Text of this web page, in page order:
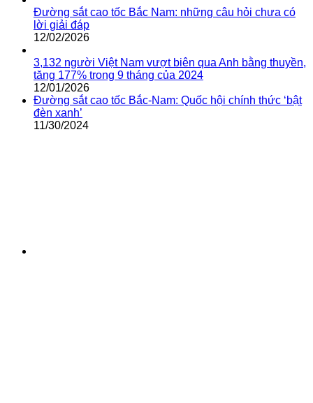
Đường sắt cao tốc Bắc Nam: những câu hỏi chưa có
lời giải đáp
12/02/2026
3,132 người Việt Nam vượt biên qua Anh bằng thuyền,
tăng 177% trong 9 tháng của 2024
12/01/2026
Đường sắt cao tốc Bắc-Nam: Quốc hội chính thức ‘bật
đèn xanh’
11/30/2024